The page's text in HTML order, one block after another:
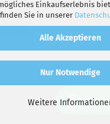
Einkaufserlebnis
Sie in unserer
Alle Akzeptieren
Nur Notwendige
Weitere
hat4,70
Bewertungen auf Shop-
2013 - 2026. All Rights